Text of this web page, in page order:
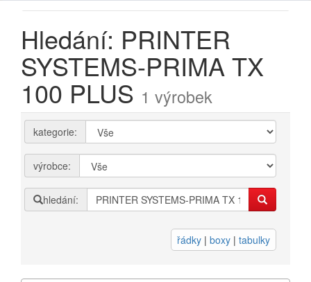
Přihlášení zákazníka
Přihlásit se
Kategorie Výrobci
Hledání: PRINTER
SYSTEMS-PRIMA TX
100 PLUS 1 výrobek
kategorie:
výrobce:
hledání:
řádky | boxy | tabulky